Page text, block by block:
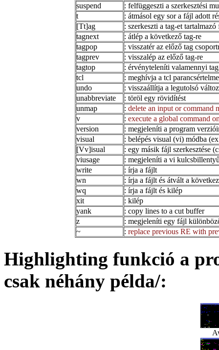
suspend
: felfüggeszti a szerkesztési
t
: átmásol egy sor a fájl adott
[Tt]ag
: szerkeszti a tag-et tartalmazó
tagnext
: átlép a következő tag-re
tagpop
: visszatér az előző tag
tagprev
: visszalép az előző tag-re
tagtop
: érvényteleníti valamennyi
tcl
: meghívja a tcl
undo
: visszaállítja a legutolsó
unabbreviate
: töröl egy rövidítést
unmap
: delete an input or command
v
: execute a global command
version
: megjeleníti a program
visual
: belépés visual (vi) módba
[Vv]isual
: egy másik fájl szerkesztése
viusage
: megjeleníti a vi
write
: írja a fájlt
wn
: írja a fájlt és átvált a
wq
: írja a fájlt és kilép
xit
: kilép
yank
: copy lines to a cut buffer
z
: megjeleníti egy fájl
~
: replace previous RE with
Highlighting funkció a
csak néhány példa/: